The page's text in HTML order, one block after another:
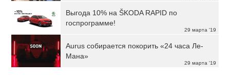
29 марта '19
Выгода 10% на ŠKODA RAPID по
госпрограмме!
29 марта '19
Aurus собирается покорить «24 часа Ле-
Мана»